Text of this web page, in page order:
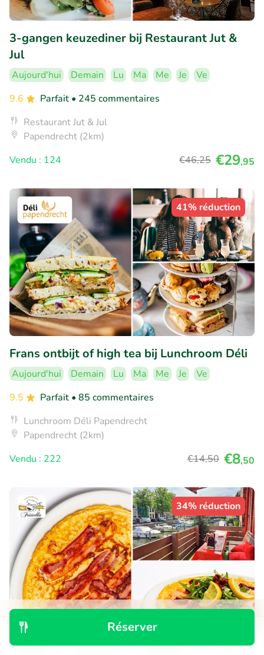
Réserver
3-gangen keuzediner bij Restaurant Jut &
Jul
Aujourd'hui Demain Lu Ma Me Je
Ve
9.6
Parfait • 245 commentaires
Restaurant Jut & Jul
Papendrecht (2km)
Vendu : 124
€46,25 €29,95
41% réduction
Frans ontbijt of high tea bij Lunchroom Déli
Aujourd'hui Demain Lu Ma Me Je
Ve
9.5
Parfait • 85 commentaires
Lunchroom Déli Papendrecht
Papendrecht (2km)
Vendu : 222
€14,50 €8,50
34% réduction